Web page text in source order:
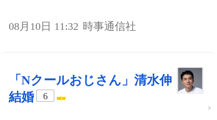
08月10日 11:32 時事通信社
「Nクールおじさん」清水伸
結婚
6